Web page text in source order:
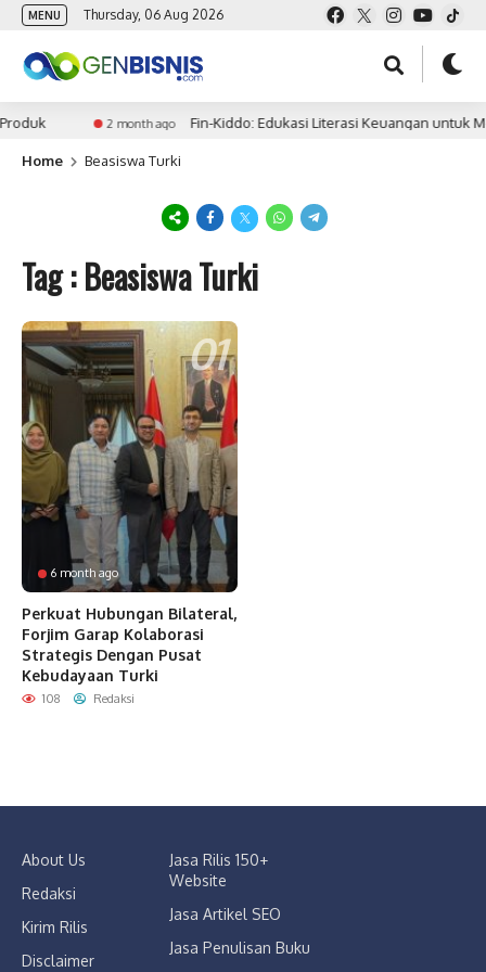
MENU Thursday, 06 Aug 2026
2 month ago Fin-Kiddo: Edukasi Literasi Keuangan untuk
Home Beasiswa Turki
Tag : Beasiswa Turki
6 month ago
Perkuat Hubungan Bilateral,
Forjim Garap Kolaborasi
Strategis Dengan Pusat
Kebudayaan Turki
108 Redaksi
About Us
Redaksi
Kirim Rilis
Disclaimer
Jasa Rilis 150+
Website
Jasa Artikel SEO
Jasa Penulisan Buku